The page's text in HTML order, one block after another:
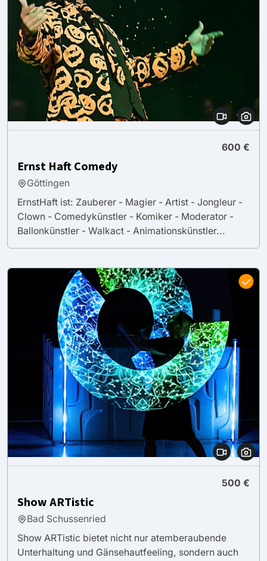
600 €
Ernst Haft Comedy
Göttingen
ErnstHaft ist: Zauberer - Magier - Artist - Jongleur -
Clown - Comedykünstler - Komiker - Moderator -
Ballonkünstler - Walkact - Animationskünstler...
500 €
Show ARTistic
Bad Schussenried
Show ARTistic bietet nicht nur atemberaubende
Unterhaltung und Gänsehautfeeling, sondern auch